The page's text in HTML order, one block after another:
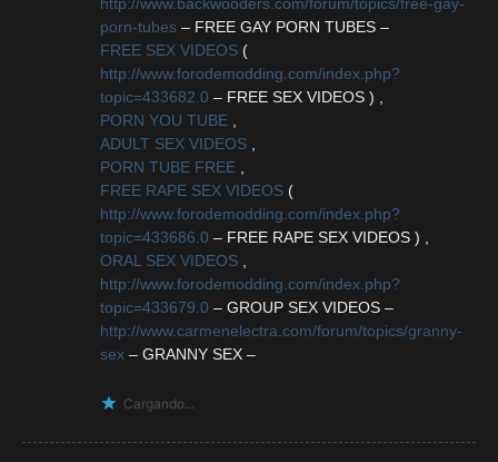
porn-tubes – FREE GAY PORN TUBES –
FREE SEX VIDEOS (
http://www.forodemodding.com/index.php?
topic=433682.0 – FREE SEX VIDEOS ) ,
PORN YOU TUBE
ADULT SEX VIDEOS
PORN TUBE FREE
FREE RAPE SEX VIDEOS (
http://www.forodemodding.com/index.php?
topic=433686.0 – FREE RAPE SEX VIDEOS ) ,
ORAL SEX VIDEOS
http://www.forodemodding.com/index.php?
topic=433679.0 – GROUP SEX VIDEOS –
http://www.carmenelectra.com/forum/topics/granny-
sex – GRANNY SEX –
Cargando...